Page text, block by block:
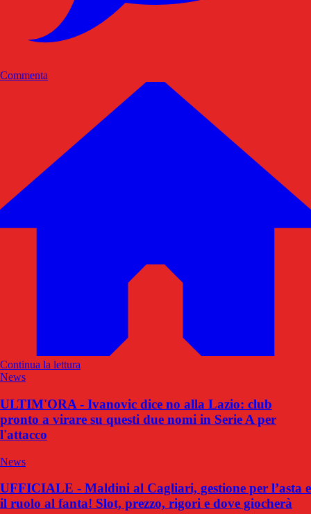
Commenta
Continua la lettura
News
ULTIM'ORA - Ivanovic dice no alla Lazio: club
pronto a virare su questi due nomi in Serie A per
l'attacco
News
UFFICIALE - Maldini al Cagliari, gestione per l’asta e
il ruolo al fanta! Slot, prezzo, rigori e dove giocherà